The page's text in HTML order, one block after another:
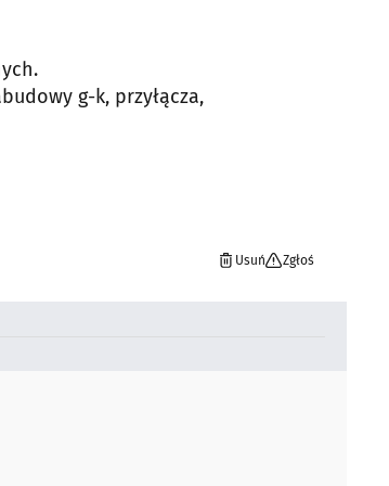
g-k, przyłącza,
Usuń Zgłoś